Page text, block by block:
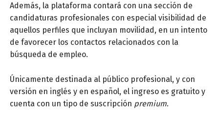
Además, la plataforma contará con una sección de
candidaturas profesionales con especial visibilidad de
aquellos perfiles que incluyan movilidad, en un intento
de favorecer los contactos relacionados con la
búsqueda de empleo.
Únicamente destinada al público profesional, y con
versión en inglés y en español, el ingreso es gratuito y
cuenta con un tipo de suscripción premium.